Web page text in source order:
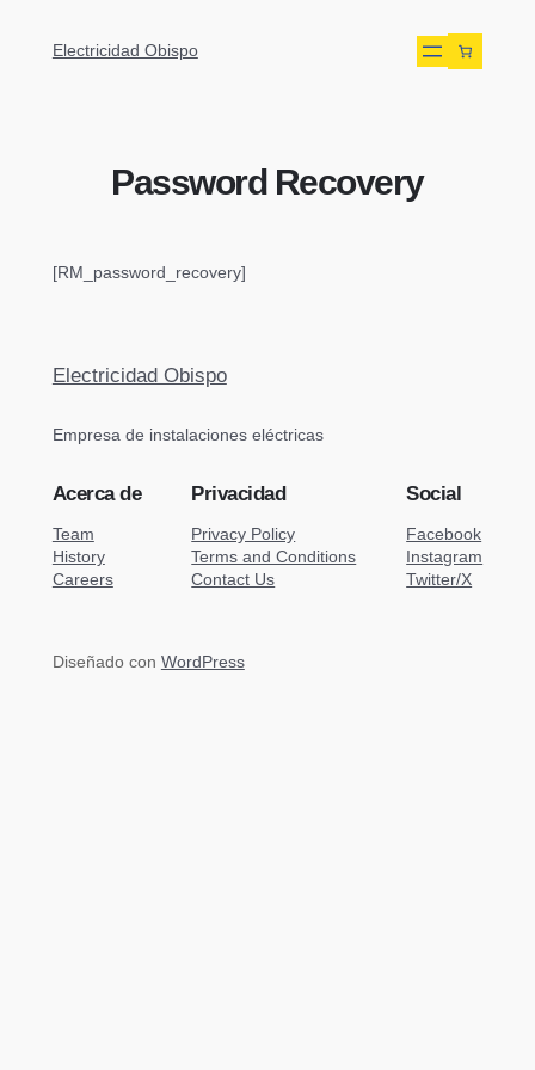
Electricidad Obispo
Password Recovery
[RM_password_recovery]
Electricidad Obispo
Empresa de instalaciones eléctricas
Acerca de
Team
History
Careers
Privacidad
Privacy Policy
Terms and Conditions
Contact Us
Social
Facebook
Instagram
Twitter/X
Diseñado con WordPress